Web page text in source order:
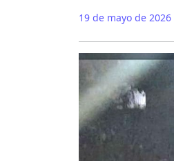
19 de mayo de 2026